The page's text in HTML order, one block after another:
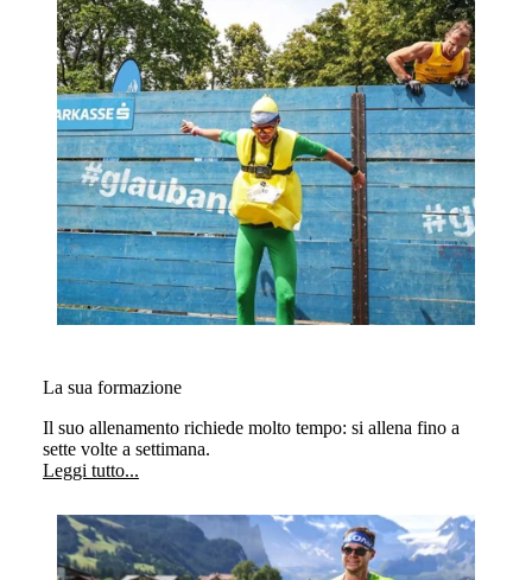
La sua formazione
Il suo allenamento richiede molto tempo: si allena fino a
sette volte a settimana.
Leggi tutto...